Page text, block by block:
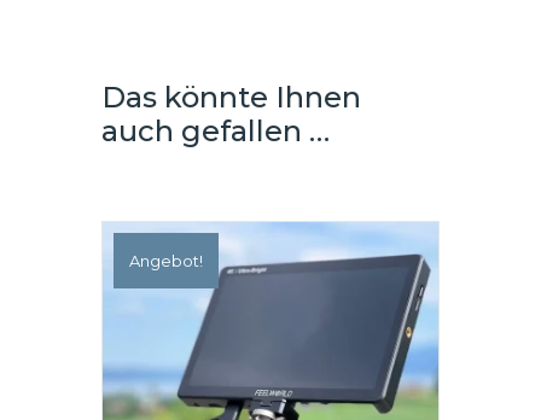
Das könnte Ihnen
auch gefallen …
Angebot!